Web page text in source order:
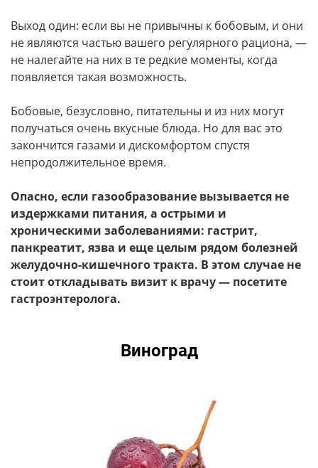
Выход один: если вы не привычны к бобовым, и они
не являются частью вашего регулярного рациона, —
не налегайте на них в те редкие моменты, когда
появляется такая возможность.
Бобовые, безусловно, питательны и из них могут
получаться очень вкусные блюда. Но для вас это
закончится газами и дискомфортом спустя
непродолжительное время.
Опасно, если газообразование вызывается не
издержками питания, а острыми и
хроническими заболеваниями: гастрит,
панкреатит, язва и еще целым рядом болезней
желудочно-кишечного тракта. В этом случае не
стоит откладывать визит к врачу — посетите
гастроэнтеролога.
Виноград